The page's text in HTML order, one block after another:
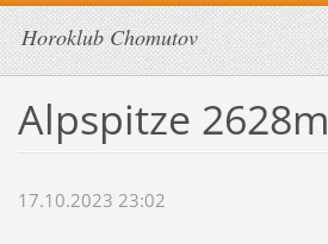
Horoklub Chomutov
Alpspitze 2628m
17.10.2023 23:02